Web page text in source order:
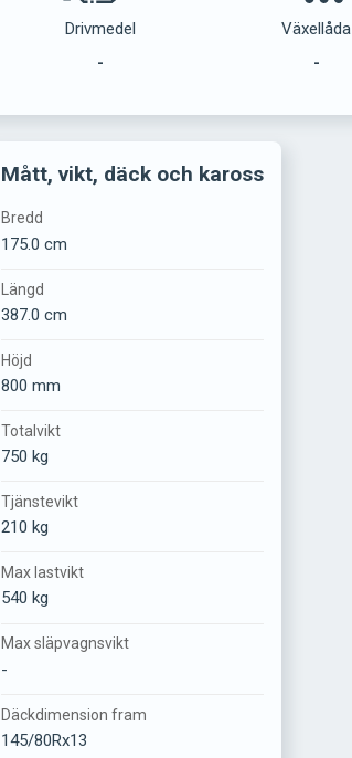
Drivmedel
-
Växellåda
-
Mått, vikt, däck och kaross
Bredd
175.0 cm
Längd
387.0 cm
Höjd
800 mm
Totalvikt
750 kg
Tjänstevikt
210 kg
Max lastvikt
540 kg
Max släpvagnsvikt
-
Däckdimension fram
145/80Rx13